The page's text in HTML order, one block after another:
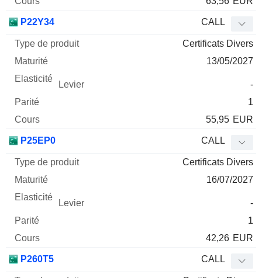
P22Y34 CALL
Certificats Divers
13/05/2027
-
1
55,95 EUR
P25EP0 CALL
Certificats Divers
16/07/2027
-
1
42,26 EUR
P260T5 CALL